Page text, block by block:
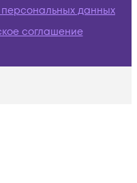
данных
соглашение